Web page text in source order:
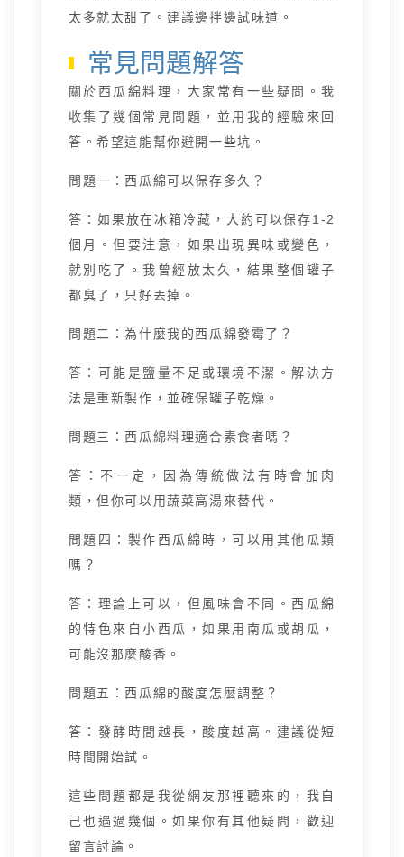
太多就太甜了。建議邊拌邊試味道。
常見問題解答
關於西瓜綿料理，大家常有一些疑問。我
收集了幾個常見問題，並用我的經驗來回
答。希望這能幫你避開一些坑。
問題一：西瓜綿可以保存多久？
答：如果放在冰箱冷藏，大約可以保存1-2
個月。但要注意，如果出現異味或變色，
就別吃了。我曾經放太久，結果整個罐子
都臭了，只好丟掉。
問題二：為什麼我的西瓜綿發霉了？
答：可能是鹽量不足或環境不潔。解決方
法是重新製作，並確保罐子乾燥。
問題三：西瓜綿料理適合素食者嗎？
答：不一定，因為傳統做法有時會加肉
類，但你可以用蔬菜高湯來替代。
問題四：製作西瓜綿時，可以用其他瓜類
嗎？
答：理論上可以，但風味會不同。西瓜綿
的特色來自小西瓜，如果用南瓜或胡瓜，
可能沒那麼酸香。
問題五：西瓜綿的酸度怎麼調整？
答：發酵時間越長，酸度越高。建議從短
時間開始試。
這些問題都是我從網友那裡聽來的，我自
己也遇過幾個。如果你有其他疑問，歡迎
留言討論。